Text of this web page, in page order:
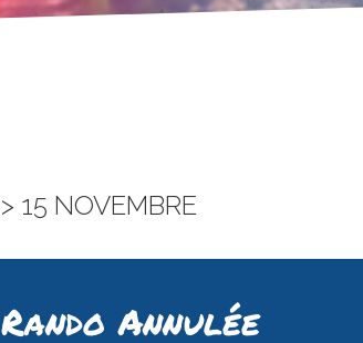
> 15 NOVEMBRE
Rando Annulée